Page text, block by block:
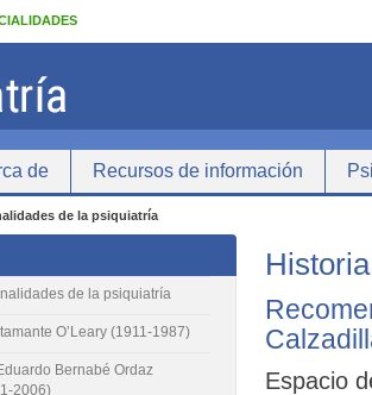
de Recursos de información
de la psiquiatría
Espacio
de la psiquiatría
O’Leary (1911-1987)
Bernabé Ordaz
2006)